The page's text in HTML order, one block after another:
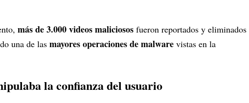
más de 3.000 videos maliciosos fueron reportados y eliminados
una de las mayores operaciones de malware vistas en la
la confianza del usuario